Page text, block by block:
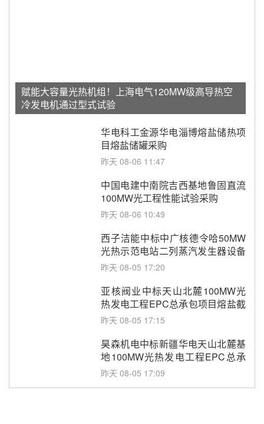
赋能大容量光热机组！上海电气120MW级高导热空
冷发电机通过型式试验
华电科工金源华电淄博熔盐储热项
目熔盐储罐采购
昨天 08-06 11:47
中国电建中南院吉西基地鲁固直流
100MW光工程性能试验采购
昨天 08-06 10:49
西子洁能中标中广核德令哈50MW
光热示范电站二列蒸汽发生器设备
采购
昨天 08-05 17:20
亚核阀业中标天山北麓100MW光
热发电工程EPC总承包项目熔盐截
止阀、熔盐三偏心蝶阀采购
昨天 08-05 17:15
昊森机电中标新疆华电天山北麓基
地100MW光热发电工程EPC总承
包项目熔盐介质超声波流量计采购
昨天 08-05 17:09